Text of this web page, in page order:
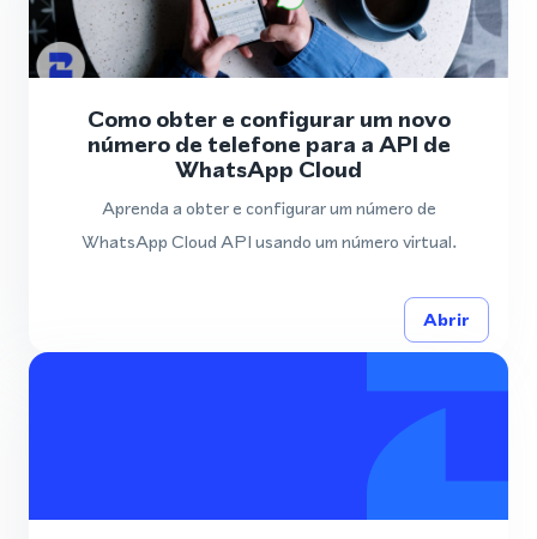
Como obter e configurar um novo
número de telefone para a API de
WhatsApp Cloud
Aprenda a obter e configurar um número de
WhatsApp Cloud API usando um número virtual.
Abrir